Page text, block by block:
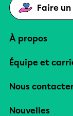
Faire
À propos
Équipe et
Nous
Nouvelles